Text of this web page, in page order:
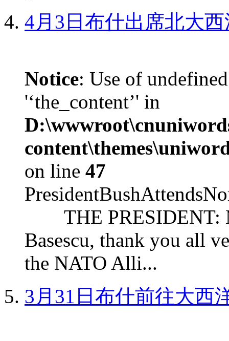
4月3日布什出席北大
Notice: Use of
'‘the_content’' in
on line 47
THE PRESIDENT:
Basescu, thank you all
the NATO Alli...
3月31日布什前往大西